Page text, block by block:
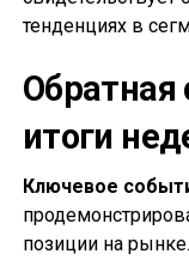
тенденциях в
Обратная
итоги
Ключевое
позиции на рынке.